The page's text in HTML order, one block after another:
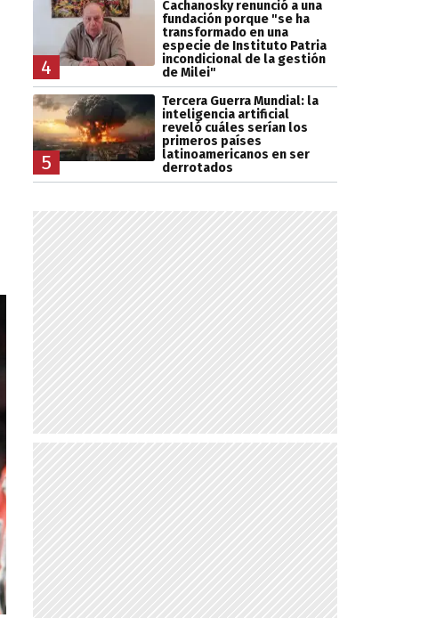
4
Cachanosky renunció a una
fundación porque "se ha
transformado en una
especie de Instituto Patria
incondicional de la gestión
de Milei"
5
Tercera Guerra Mundial: la
inteligencia artificial
reveló cuáles serían los
primeros países
latinoamericanos en ser
derrotados